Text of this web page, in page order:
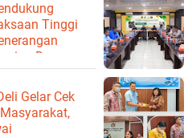
Tinggi
Dan
Gelar Cek